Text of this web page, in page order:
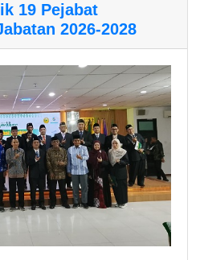
19 Pejabat
2026-2028